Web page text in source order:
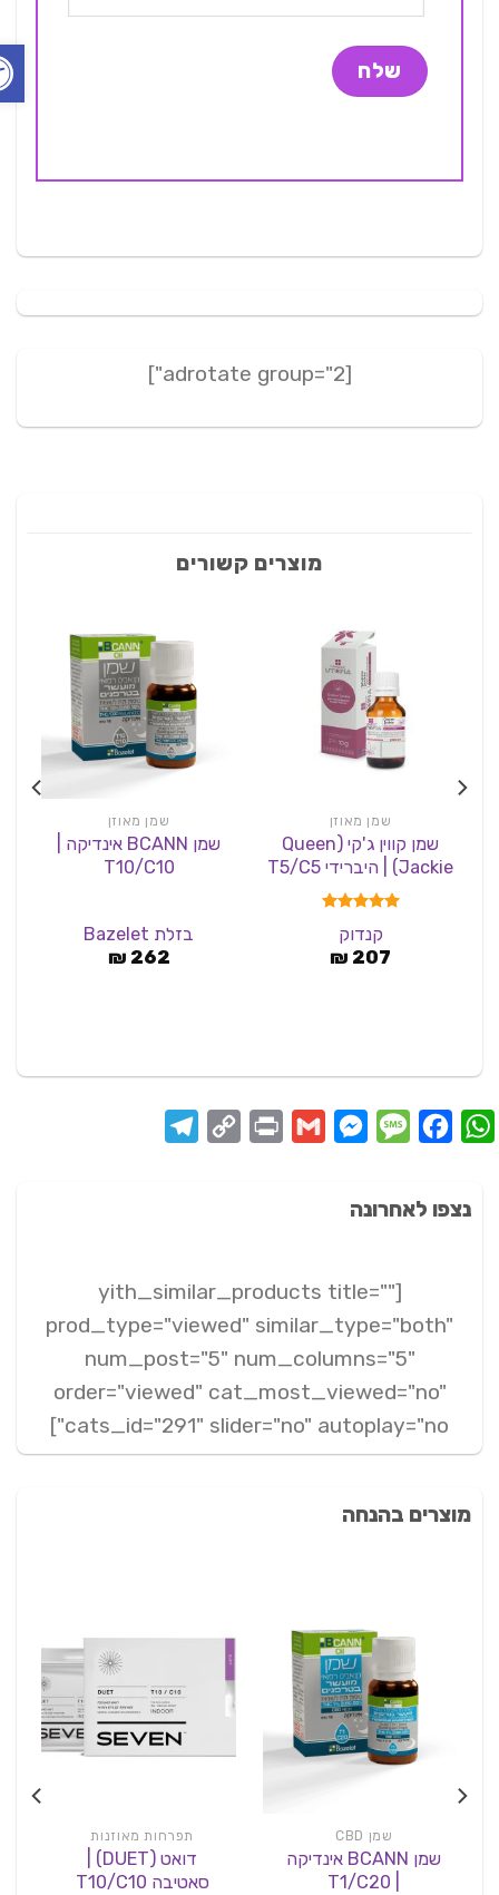
מוצרים קשורים
שמן מאוזן
שמן קווין ג'קי (Queen
Jackie) | היברידי T5/C5
מתוך 5קנדוק
207
₪
שמן מאוזן
שמן BCANN אינדיקה |
T10/C10
בזלת Bazelet
262
₪
WhatsApp
Facebook
Message
Messenger
Gmail
Print
Copy
Telegram
נצפו לאחרונה
[yith_similar_products title=""
prod_type="viewed" similar_type="both"
num_post="5" num_columns="5"
order="viewed" cat_most_viewed="no"
cats_id="291" slider="no" autoplay="no"]
מוצרים בהנחה
שמן CBD
שמן BCANN אינדיקה
תפרחות מאוזנות
דואט (DUET) |
סאטיבה T10/C10